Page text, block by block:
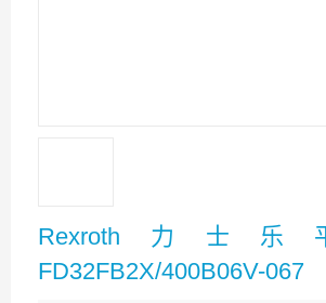
Rexroth力士乐
FD32FB2X/400B06V-067